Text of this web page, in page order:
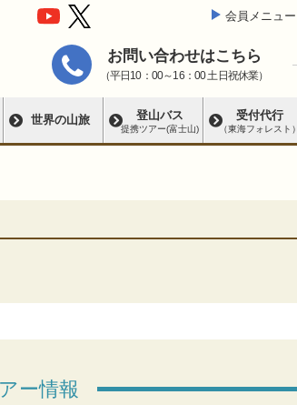
会員メニュー
お問い合わせはこちら
（平日10：00～16：00 土日祝休業）
世界の山旅 登山バス
提携ツアー(富士山)
受付代行
（東海フォレスト）
ー情報